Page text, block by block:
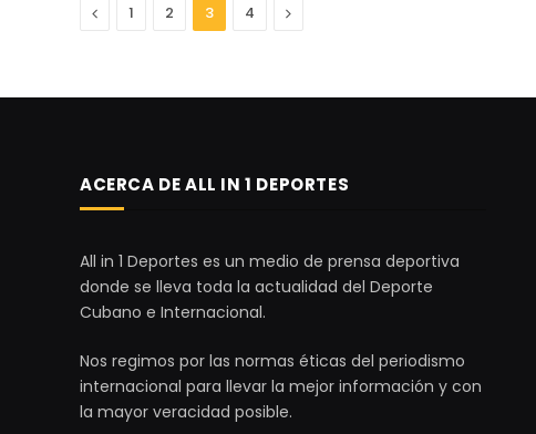
Anterior
1 2 3 4 Next
ACERCA DE ALL IN 1 DEPORTES
All in 1 Deportes es un medio de prensa deportiva
donde se lleva toda la actualidad del Deporte
Cubano e Internacional.
Nos regimos por las normas éticas del periodismo
internacional para llevar la mejor información y con
la mayor veracidad posible.